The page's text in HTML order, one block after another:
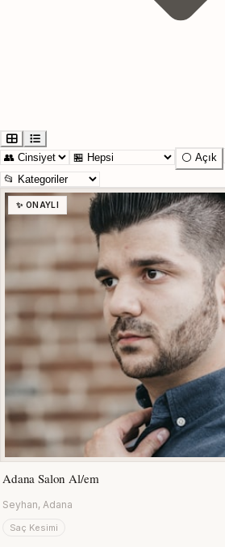
⚪ Açık
✨ ONAYLI
Adana Salon Al/em
Seyhan, Adana
Saç Kesimi